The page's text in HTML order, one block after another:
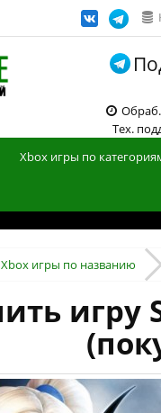
Обраб.
Тех.
Xbox игры по
Xbox игры по названию
игру